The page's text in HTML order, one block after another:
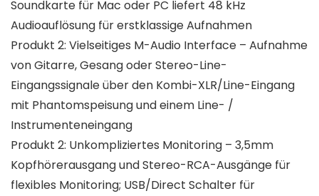
Soundkarte für Mac oder PC liefert 48 kHz
Audioauflösung für erstklassige Aufnahmen
Produkt 2: Vielseitiges M-Audio Interface – Aufnahme
von Gitarre, Gesang oder Stereo-Line-
Eingangssignale über den Kombi-XLR/Line-Eingang
mit Phantomspeisung und einem Line- /
Instrumenteneingang
Produkt 2: Unkompliziertes Monitoring – 3,5mm
Kopfhörerausgang und Stereo-RCA-Ausgänge für
flexibles Monitoring; USB/Direct Schalter für